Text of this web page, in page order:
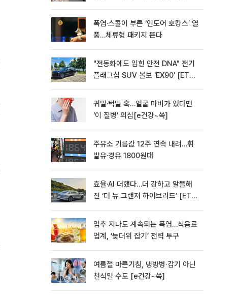
폭염·스콜이 부른 ‘인도어 호캉스’ 열
풍…체류형 패키지 뜬다
"전동화에도 입힌 안전 DNA" 전기
플래그십 SUV 볼보 'EX90' [ET의
귀밑·턱밑 혹…얼굴 마비가 있다면
‘이 질병’ 의심[e건강~쏙]
주유소 기름값 12주 연속 내려…휘
발유·경유 1800원대
효율·AI 더했다…더 강하고 알뜰해
진 ‘더 뉴 그랜저 하이브리드’ [ET의
입추 지나도 계속되는 폭염…식음료
업계, ‘늦더위 잡기’ 전력 투구
여름철 마른기침, 냉방병‧감기 아닌
천식일 수도 [e건강~쏙]